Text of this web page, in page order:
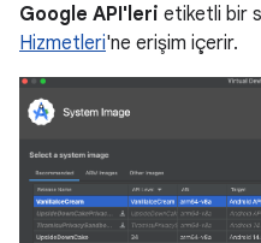
Google API'leri etiketli bir
Hizmetleri'ne erişim içerir.